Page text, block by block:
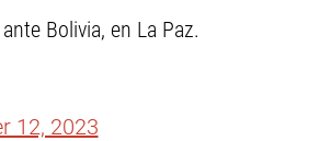
Bolivia, en La Paz.
12, 2023